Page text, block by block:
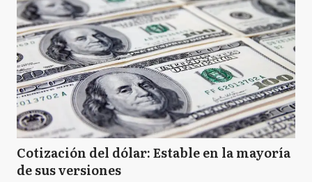
Cotización del dólar: Estable en la mayoría
de sus versiones